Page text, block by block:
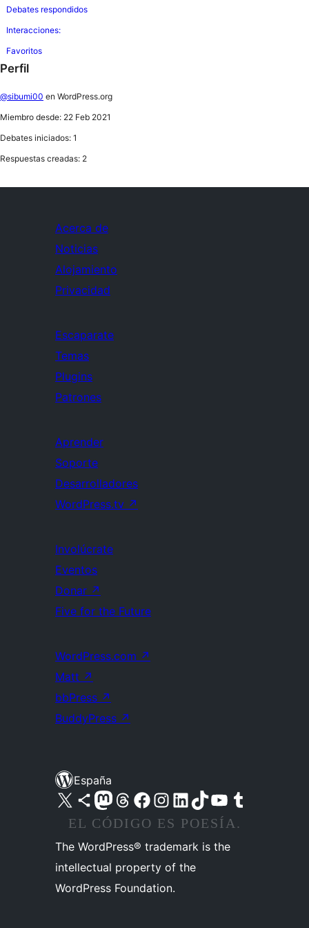
Debates respondidos
Interacciones:
Favoritos
Perfil
@sibumi00 en WordPress.org
Miembro desde: 22 Feb 2021
Debates iniciados: 1
Respuestas creadas: 2
Acerca de
Noticias
Alojamiento
Privacidad
Escaparate
Temas
Plugins
Patrones
Aprender
Soporte
Desarrolladores
WordPress.tv ↗
Involúcrate
Eventos
Donar ↗
Five for the Future
WordPress.com ↗
Matt ↗
bbPress ↗
BuddyPress ↗
España
Visita nuestra cuenta de X (anteriormente Twitter)
Visita nuestra cuenta de Bluesky
Visita nuestra cuenta de Mastodon
Visita nuestra cuenta de Threads
Visita nuestra página de Facebook
Visita nuestra cuenta de Instagram
Visita nuestra cuenta de LinkedIn
Visita nuestra cuenta de TikTok
Visita nuestro canal de YouTube
Visita nuestra cuenta de Tumblr
EL CÓDIGO ES POESÍA.
The WordPress® trademark is the
intellectual property of the
WordPress Foundation.